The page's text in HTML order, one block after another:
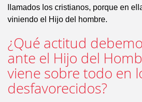
llamados los cristianos, porque en
viniendo el Hijo del hombre.
¿Qué actitud
ante el Hijo del
viene sobre todo en
desfavorecidos?